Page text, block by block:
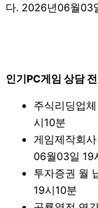
다. 2026년06월03
인기PC게임 상담
주식리딩업
시10분
게임제작회
06월03일 19
투자증권 월
19시10분